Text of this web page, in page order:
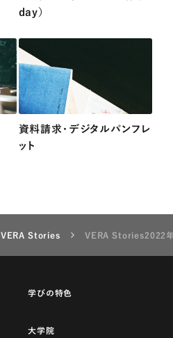
day）
資料請求・デジタルパンフレ
ット
VERA Stories VERA Stories2022
学びの特色
大学院